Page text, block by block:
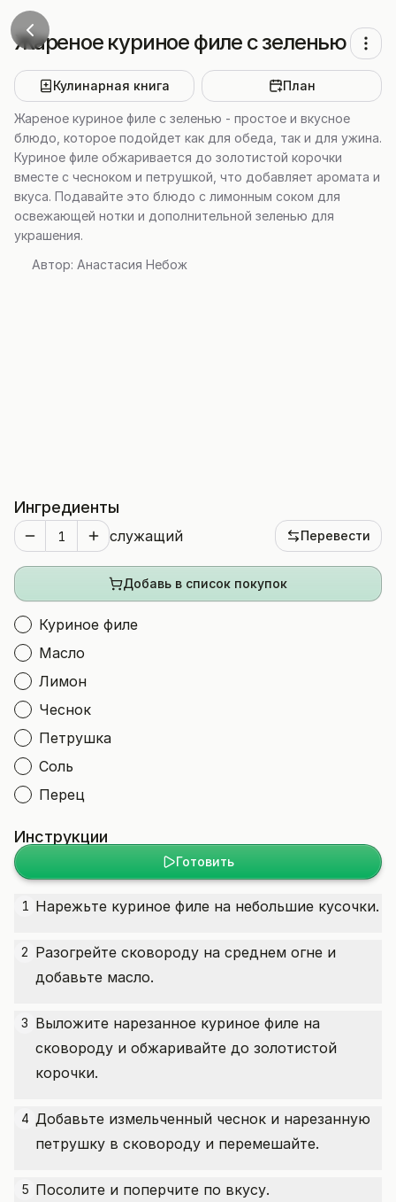
Жареное куриное филе с зеленью
Кулинарная книга План
Жареное куриное филе с зеленью - простое и вкусное
блюдо, которое подойдет как для обеда, так и для ужина.
Куриное филе обжаривается до золотистой корочки
вместе с чесноком и петрушкой, что добавляет аромата и
вкуса. Подавайте это блюдо с лимонным соком для
освежающей нотки и дополнительной зеленью для
украшения.
Автор: Анастасия Небож
Ингредиенты
служащий Перевести
Добавь в список покупок
Куриное филе
Масло
Лимон
Чеснок
Петрушка
Соль
Перец
Инструкции
Готовить
1 Нарежьте куриное филе на небольшие кусочки.
2 Разогрейте сковороду на среднем огне и
добавьте масло.
3 Выложите нарезанное куриное филе на
сковороду и обжаривайте до золотистой
корочки.
4 Добавьте измельченный чеснок и нарезанную
петрушку в сковороду и перемешайте.
5 Посолите и поперчите по вкусу.